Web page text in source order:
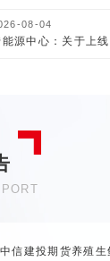
08-04
能源中心：关于上
中信建投期货养殖